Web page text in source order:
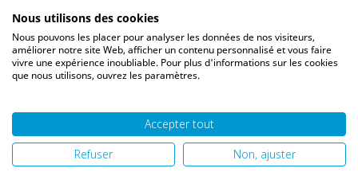
Vos alertes
Vos interlocuteurs
© 2026 PH06 Produits Propreté Hygiène |Mentions légales|
Politique de confidentialité
Plan du site
Nous utilisons des cookies
Nous pouvons les placer pour analyser les données de nos visiteurs,
améliorer notre site Web, afficher un contenu personnalisé et vous faire
vivre une expérience inoubliable. Pour plus d'informations sur les cookies
que nous utilisons, ouvrez les paramètres.
Accepter tout
Refuser
Non, ajuster